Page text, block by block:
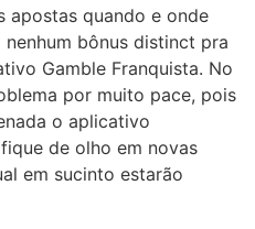
apostas quando e onde
nenhum bônus distinct pra
Gamble Franquista. No
por muito pace, pois
o aplicativo
de olho em novas
em sucinto estarão